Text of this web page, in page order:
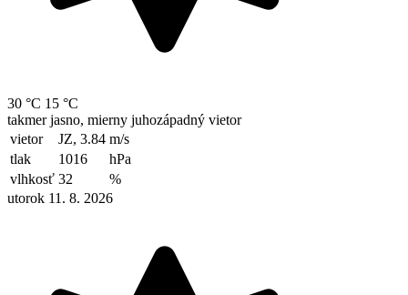
30 °C 15 °C
takmer jasno, mierny juhozápadný vietor
vietor
JZ, 3.84 m/s
tlak
1016
hPa
vlhkosť 32
%
utorok 11. 8. 2026